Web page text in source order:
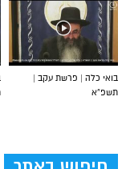
בואי כלה | פרשת עקב |
תשפ”א